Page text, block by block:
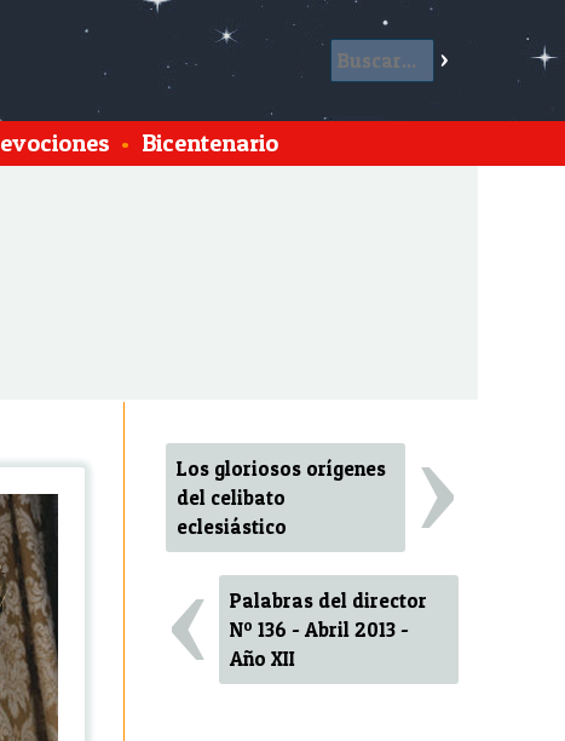
• Bicentenario
Los gloriosos orígenes
del celibato
eclesiástico
›
‹
Palabras del director
Nº 136 - Abril 2013 -
Año XII